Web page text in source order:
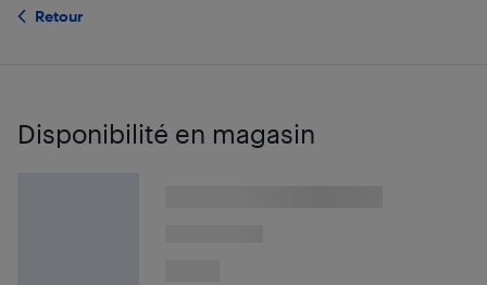
Retour
Disponibilité en magasin